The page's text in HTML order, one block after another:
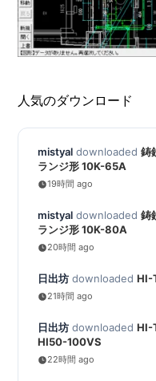
人気のダウンロード
mistyal downloaded 鋳
ランジ形 10K-65A
19時間 ago
mistyal downloaded 鋳
ランジ形 10K-80A
20時間 ago
日出坊 downloaded HI-
21時間 ago
日出坊 downloaded HI-
HI50-100VS
22時間 ago